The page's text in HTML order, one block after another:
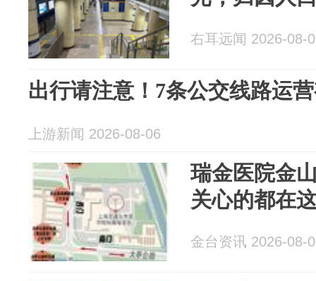
右耳远闻 2026-08-
出行请注意！7条公交线路运
上游新闻 2026-08-06
瑞金医院金
关心的都在
金台资讯 2026-08-